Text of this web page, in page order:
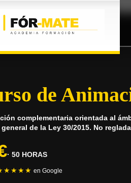
de
complementaria orientada al
general de la Ley 30/2015. No
· 50 HORAS
en Google